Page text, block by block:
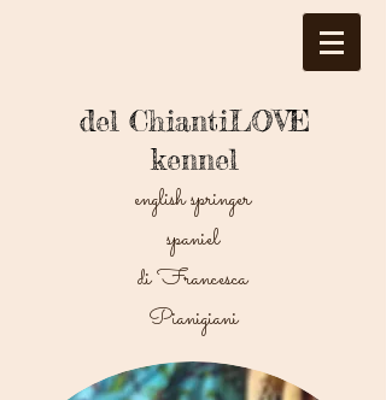
del ChiantiLOVE
kennel
english springer
spaniel
di Francesca
Pianigiani